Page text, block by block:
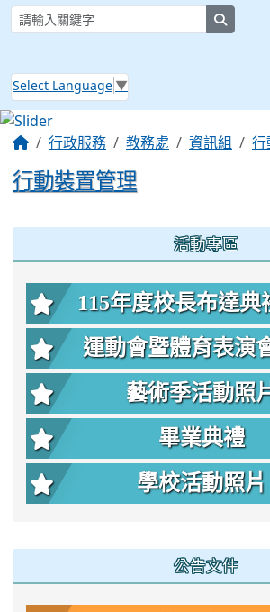
Select Language ▼
::: 行政服務 教務處 資訊組 行
行動裝置管理
活動專區
115年度校長布達典
運動會暨體育表演
藝術季活動照
畢業典禮
學校活動照片
公告文件